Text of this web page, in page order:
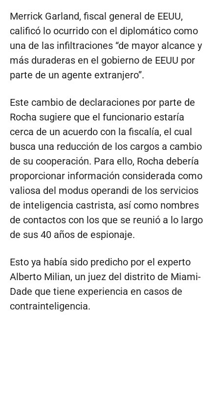
Merrick Garland, fiscal general de EEUU,
calificó lo ocurrido con el diplomático como
una de las infiltraciones “de mayor alcance y
más duraderas en el gobierno de EEUU por
parte de un agente extranjero”.
Este cambio de declaraciones por parte de
Rocha sugiere que el funcionario estaría
cerca de un acuerdo con la fiscalía, el cual
busca una reducción de los cargos a cambio
de su cooperación. Para ello, Rocha debería
proporcionar información considerada como
valiosa del modus operandi de los servicios
de inteligencia castrista, así como nombres
de contactos con los que se reunió a lo largo
de sus 40 años de espionaje.
Esto ya había sido predicho por el experto
Alberto Milian, un juez del distrito de Miami-
Dade que tiene experiencia en casos de
contrainteligencia.